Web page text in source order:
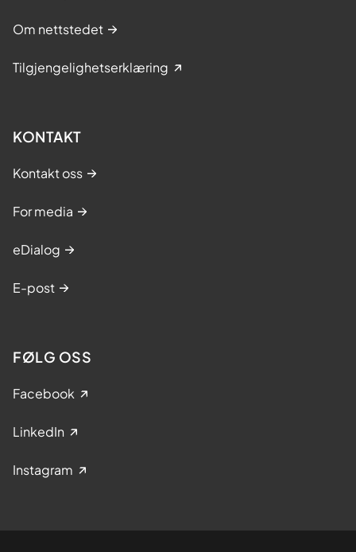
Om nettstedet
Tilgjengelighetserklæring
KONTAKT
Kontakt oss
For media
eDialog
E-post
FØLG OSS
Facebook
LinkedIn
Instagram